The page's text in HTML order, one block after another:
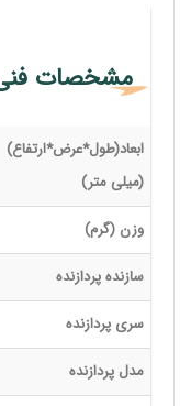
مشخصات
ابعاد(طول*عرض*ارتفاع)
(میلی متر)
وزن (گرم)
سازنده پردازنده
سری پردازنده
مدل پردازنده